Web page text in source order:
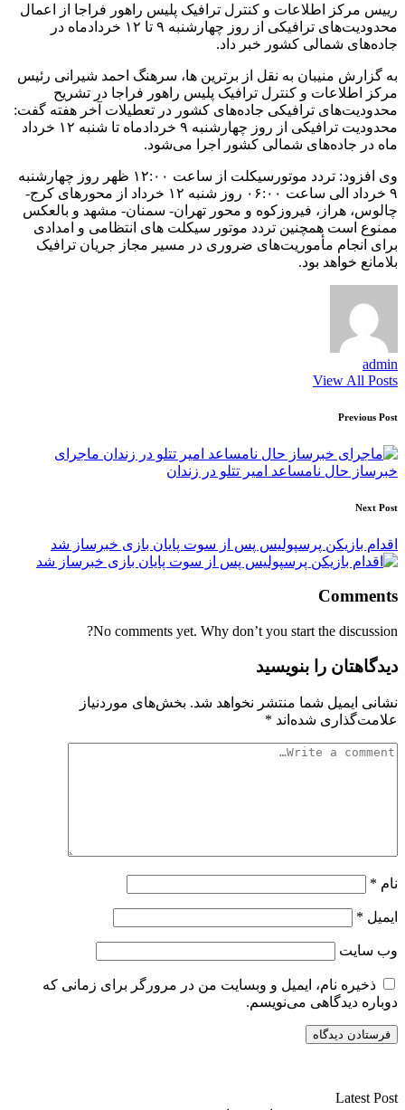
رییس مرکز اطلاعات و کنترل ترافیک پلیس راهور فراجا از اعمال
محدودیت‌های ترافیکی از روز چهارشنبه ۹ تا ۱۲ خردادماه در
جاده‌های شمالی کشور خبر داد.
به گزارش منیبان به نقل از برترین ها، سرهنگ احمد شیرانی رئیس
مرکز اطلاعات و کنترل ترافیک پلیس راهور فراجا در تشریح
محدودیت‌های ترافیکی جاده‌های کشور در تعطیلات آخر هفته گفت:
محدودیت ترافیکی از روز چهارشنبه ۹ خردادماه تا شنبه ۱۲ خرداد
ماه در جاده‌های شمالی کشور اجرا می‌شود.
وی افزود: تردد موتورسیکلت از ساعت ۱۲:۰۰ ظهر روز چهارشنبه
۹ خرداد الی ساعت ۰۶:۰۰ روز شنبه ۱۲ خرداد از محورهای کرج-
چالوس، هراز، فیروزکوه و محور تهران- سمنان- مشهد و بالعکس
ممنوع است همچنین تردد موتور سیکلت های انتظامی و امدادی
برای انجام مأموریت‌های ضروری در مسیر مجاز جریان ترافیک
بلامانع خواهد بود.
admin
View All Posts
Post
navigation
Previous Post
ماجرای
خبرساز حال نامساعد امیر تتلو در زندان
Next Post
اقدام بازیکن پرسپولیس پس از سوت پایان بازی خبرساز شد
Comments
No comments yet. Why don’t you start the discussion?
دیدگاهتان را بنویسید
نشانی ایمیل شما منتشر نخواهد شد. بخش‌های موردنیاز
علامت‌گذاری شده‌اند *
نام *
ایمیل *
وب‌ سایت
ذخیره نام، ایمیل و وبسایت من در مرورگر برای زمانی که
دوباره دیدگاهی می‌نویسم.
Latest Post